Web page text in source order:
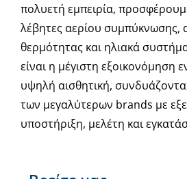
πολυετή εμπειρία,
λέβητες αερίου συμπύκνωσης,
θερμότητας και ηλιακά
είναι η μέγιστη εξοικονόμηση
υψηλή αισθητική,
των μεγαλύτερων brands με
υποστήριξη, μελέτη και